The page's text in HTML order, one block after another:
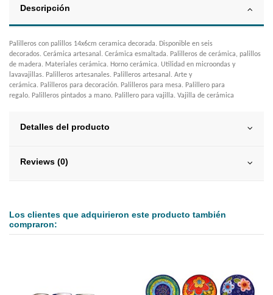
Descripción
Palilleros con palillos 14x6cm ceramica decorada. Disponible en seis
decorados. Cerámica artesanal. Cerámica esmaltada. Palilleros de cerámica, palillos
de madera. Materiales cerámica. Horno cerámica. Utilidad en microondas y
lavavajillas. Palilleros artesanales. Palilleros artesanal. Arte y
cerámica. Palilleros para decoración. Palilleros para mesa. Palillero para
regalo. Palilleros pintados a mano. Palillero para vajilla. Vajilla de cerámica
Detalles del producto
Reviews (0)
Los clientes que adquirieron este producto también
compraron: